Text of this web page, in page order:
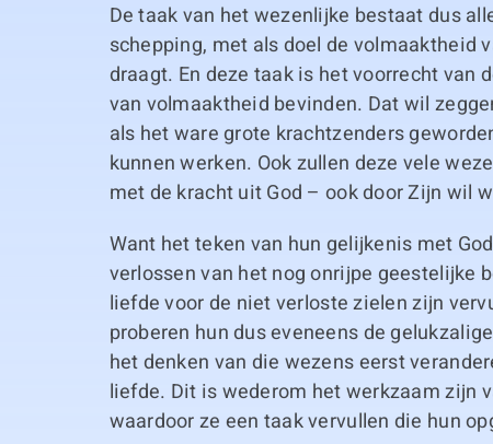
De taak van het wezenlijke bestaat dus
schepping, met als doel de volmaaktheid
draagt. En deze taak is het voorrecht van
van volmaaktheid bevinden. Dat wil
als het ware grote krachtzenders
kunnen werken. Ook zullen deze vele
met de kracht uit God – ook door Zijn wil
Want het teken van hun gelijkenis met
verlossen van het nog onrijpe geestelijke
liefde voor de niet verloste zielen zijn
proberen hun dus eveneens de
het denken van die wezens eerst
liefde. Dit is wederom het werkzaam zijn
waardoor ze een taak vervullen die hun